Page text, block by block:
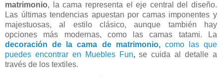
matrimonio, la cama representa el eje central del diseño.
Las últimas tendencias apuestan por camas imponentes y
majestuosas, al estilo clásico, aunque también hay
opciones más modernas, como las camas tatami. La
decoración de la cama de matrimonio, como las que
puedes encontrar en Muebles Fun,se cuida al detalle a
través de los textiles.